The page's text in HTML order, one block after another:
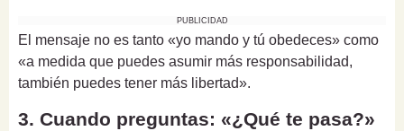
PUBLICIDAD
El mensaje no es tanto «yo mando y tú obedeces» como
«a medida que puedes asumir más responsabilidad,
también puedes tener más libertad».
3. Cuando preguntas: «¿Qué te pasa?»